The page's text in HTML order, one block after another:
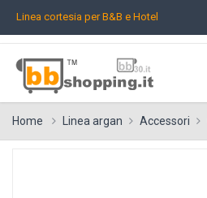
Linea cortesia per B&B e Hotel
Home Linea argan Accessori